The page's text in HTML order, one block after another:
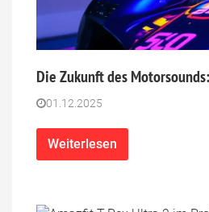
Die Zukunft des
01.12.2025
Weiterlesen